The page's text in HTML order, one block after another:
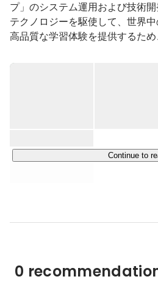
プ」のシステム運用および技術開
テクノロジーを駆使して、世界
高品質な学習体験を提供するた
おいてサービスを展開するなど
Continue to
0